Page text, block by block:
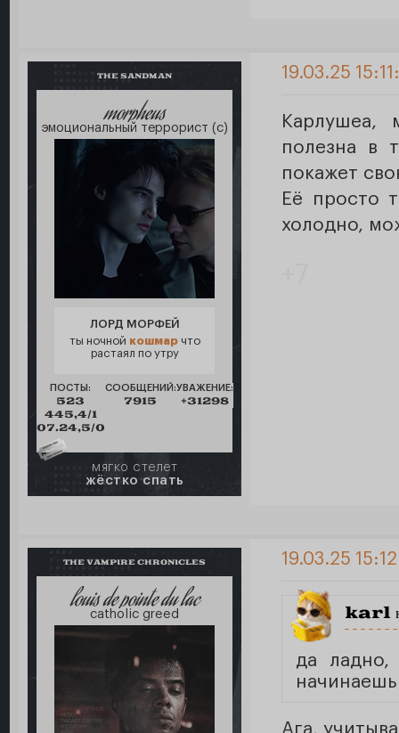
THE SANDMAN
morpheus
эмоциональный террорист (с)
ЛОРД МОРФЕЙ
ты ночной кошмарчто
растаял по утру
ПОСТЫ:
523
445,4/1
07.24,5/0
СООБЩЕНИЙ:
7915
УВАЖЕНИЕ:
+31298
мягко стелет
жёстко спать
19.03.25
Карлушеа,
полезна в
покажет
Её просто
холодно,
THE VAMPIRE CHRONICLES
louis de pointe du lac
catholic greed
19.03.25
karl
да ладно,
начинаешь
Ага,